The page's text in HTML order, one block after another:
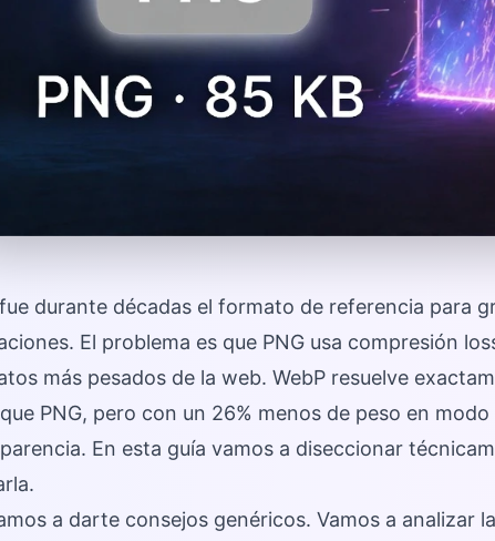
durante décadas el formato de referencia para
El problema es que PNG usa compresión
más pesados de la web. WebP resuelve
PNG, pero con un 26% menos de peso en
En esta guía vamos a diseccionar
a darte consejos genéricos. Vamos a analizar